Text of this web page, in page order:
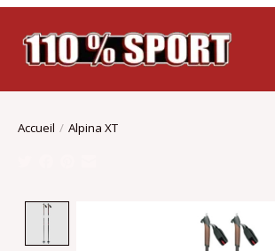
Accueil / Alpina XT
Product image slideshow Items